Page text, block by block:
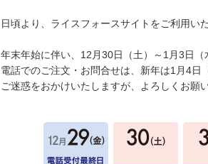
日頃より、ライスフォースサイトをご利用い
年末年始に伴い、12月30日（土）～1月3日（
電話でのご注文・お問合せは、新年は1月4日
ご迷惑をおかけいたしますが、よろしくお願